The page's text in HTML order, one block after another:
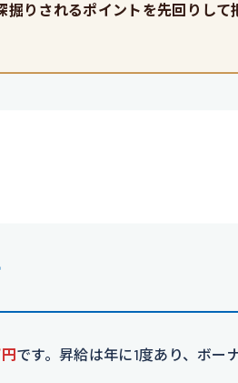
りされるポイントを先回りし
です。昇給は年に1度あり、ボー